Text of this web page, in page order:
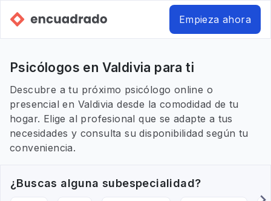
Empieza ahora
Psicólogos en Valdivia para ti
Descubre a tu próximo psicólogo online o
presencial en Valdivia desde la comodidad de tu
hogar. Elige al profesional que se adapte a tus
necesidades y consulta su disponibilidad según tu
conveniencia.
¿Buscas alguna subespecialidad?